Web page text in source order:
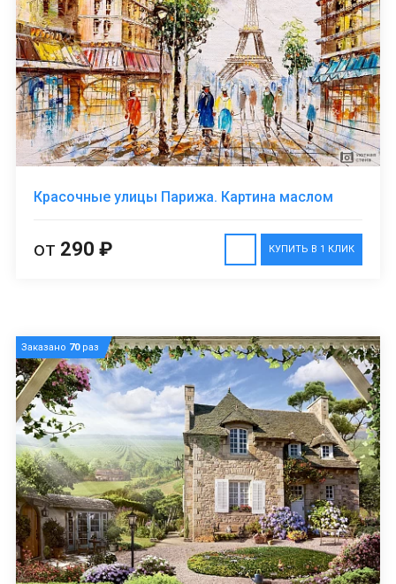
Красочные улицы Парижа. Картина маслом
КУПИТЬ В 1 КЛИК
от 290 ₽
Заказано 70раз